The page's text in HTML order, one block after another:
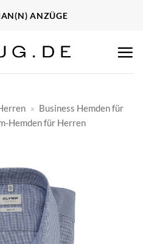
ANZÜGE
» Business Hemden für
Hemden für Herren